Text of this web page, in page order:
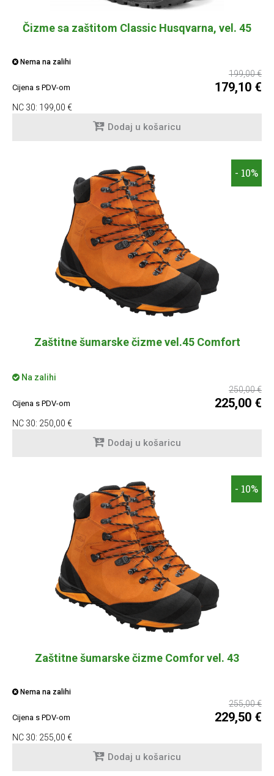
Čizme sa zaštitom Classic Husqvarna, vel. 45
Nema na zalihi
199,00 €
Cijena s PDV-om 179,10 €
NC 30: 199,00 €
Dodaj u košaricu
- 10%
Zaštitne šumarske čizme vel.45 Comfort
Na zalihi
250,00 €
Cijena s PDV-om 225,00 €
NC 30: 250,00 €
Dodaj u košaricu
- 10%
Zaštitne šumarske čizme Comfor vel. 43
Nema na zalihi
255,00 €
Cijena s PDV-om 229,50 €
NC 30: 255,00 €
Dodaj u košaricu